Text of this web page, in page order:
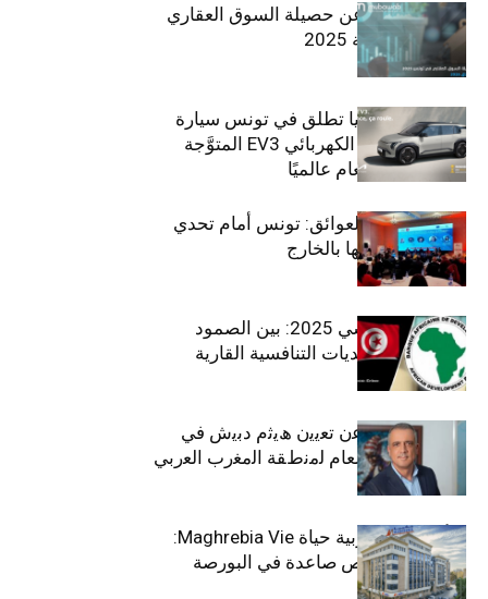
مبوب تكشف عن حصيلة السوق العقاري
في تونس لسنة 2025
سيتي كارز – كيا تطلق في تونس سيارة
الـدفع الرباعي الكهربائي EV3 المتوَّجة
بلقب سيارة العام عالميًا
بين الطموح والعوائق: تونس أمام تحدي
استعادة كفاءاتها بالخارج
الاقتصاد التونسي 2025: بين الصمود
الاجتماعي وتحديات التنافسية القارية
ﺗﯾﺗرا ﺑﺎك ﺗﻌﻠن ﻋن ﺗﻌﯾﯾن ھﯾﺛم دﺑﯾش ﻓﻲ
ﻣﻧﺻب اﻟﻣدﯾر اﻟﻌﺎم ﻟﻣﻧطﻘﺔ اﻟﻣﻐرب اﻟﻌرﺑﻲ
وﻏرب أﻓرﯾﻘﯾﺎ
التأمينات المغربية حياة Maghrebia Vie:
فاعل رائد بفرص صاعدة في البورصة
(+34.8%)